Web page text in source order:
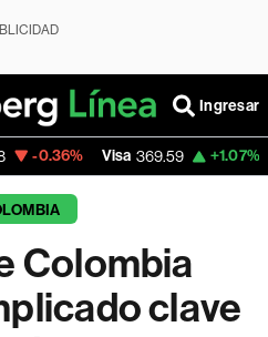
Ingresar
Visa 369.59 +1.07%
Colombia
clave